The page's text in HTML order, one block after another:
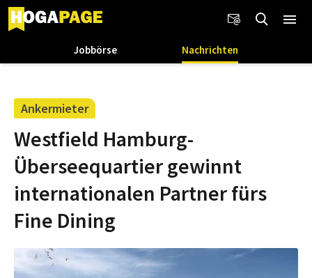
Jobbörse Nachrichten
Ankermieter
Westfield Hamburg-
Überseequartier gewinnt
internationalen Partner fürs
Fine Dining